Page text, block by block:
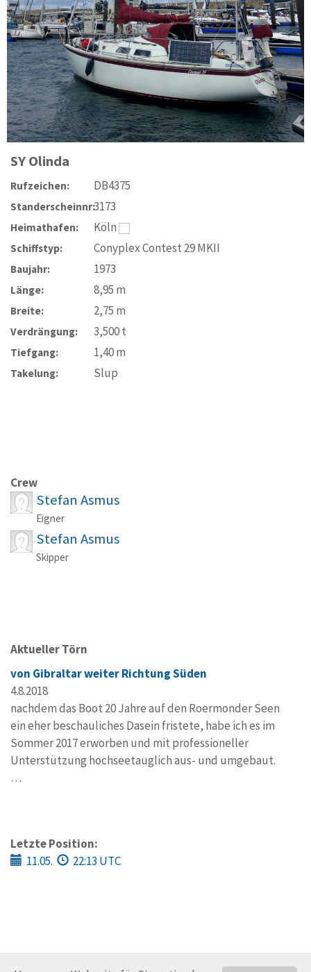
SYOlinda
Rufzeichen: DB4375
Standerscheinnr:3173
Heimathafen: Köln
Schiffstyp: Conyplex Contest 29 MKII
Baujahr: 1973
Länge: 8,95 m
Breite: 2,75 m
Verdrängung: 3,500t
Tiefgang: 1,40m
Takelung: Slup
Crew
Stefan Asmus
Eigner
Stefan Asmus
Skipper
Aktueller Törn
von Gibraltar weiter Richtung Süden
4.8.2018
nachdem das Boot 20 Jahre auf den Roermonder Seen
ein eher beschauliches Dasein fristete, habe ich es im
Sommer 2017 erworben und mit professioneller
Unterstützung hochseetauglich aus- und umgebaut.
…
Letzte Position:
11.05.
22:13 UTC